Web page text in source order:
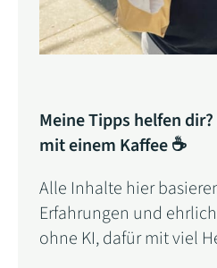
Meine Tipps helfen
mit einem Kaffee ☕
Alle Inhalte hier
Erfahrungen und
ohne KI, dafür mit viel